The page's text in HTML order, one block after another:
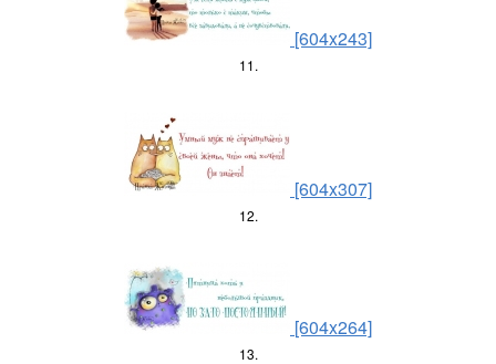
[604x243]
11.
[604x307]
12.
[604x264]
13.